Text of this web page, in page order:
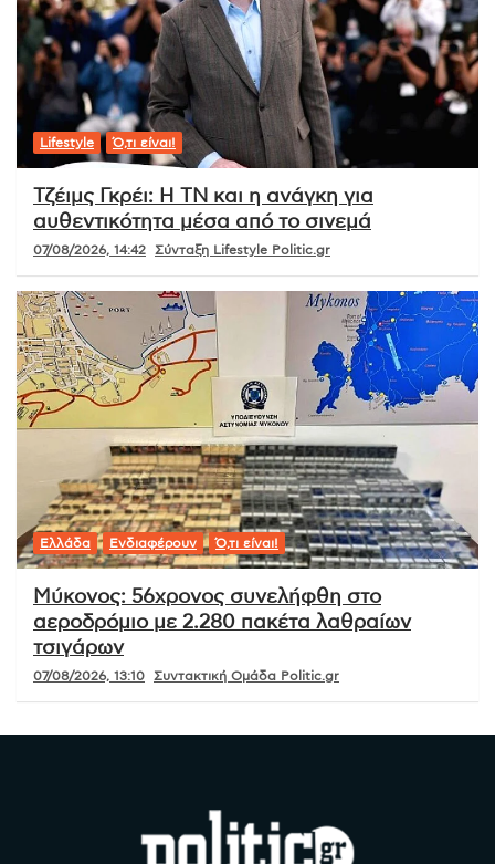
Lifestyle Ό,τι είναι!
Τζέιμς Γκρέι: Η ΤΝ και η ανάγκη για
αυθεντικότητα μέσα από το σινεμά
07/08/2026, 14:42 Σύνταξη Lifestyle Politic.gr
Ελλάδα Ενδιαφέρουν Ό,τι είναι!
Μύκονος: 56χρονος συνελήφθη στο
αεροδρόμιο με 2.280 πακέτα λαθραίων
τσιγάρων
07/08/2026, 13:10 Συντακτική Ομάδα Politic.gr